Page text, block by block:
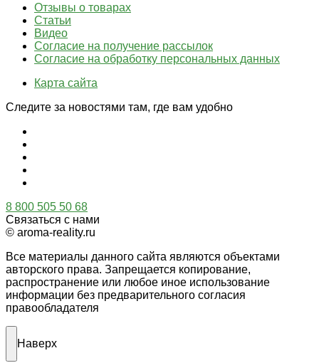
Отзывы о товарах
Статьи
Видео
Согласие на получение рассылок
Согласие на обработку персональных данных
Карта сайта
Следите за новостями там, где вам удобно
8 800 505 50 68
Связаться с нами
© aroma-reality.ru
Все материалы данного сайта являются объектами
авторского права. Запрещается копирование,
распространение или любое иное использование
информации без предварительного согласия
правообладателя
Наверх